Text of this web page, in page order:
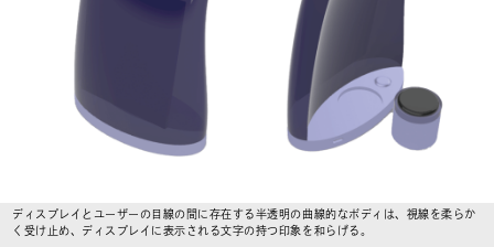
ディスプレイとユーザーの目線の間に存在する半透明の曲線的なボディは、視線を柔らか
く受け止め、ディスプレイに表示される文字の持つ印象を和らげる。